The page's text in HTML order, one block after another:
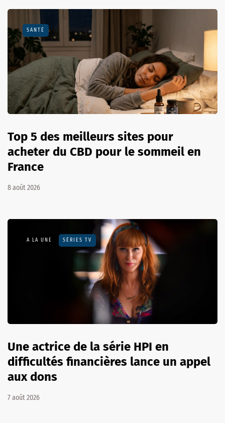
SANTÉ
Top 5 des meilleurs sites pour
acheter du CBD pour le sommeil en
France
8 août 2026
A LA UNE SÉRIES TV
Une actrice de la série HPI en
difficultés financières lance un appel
aux dons
7 août 2026